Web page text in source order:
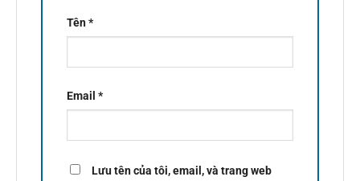
Tên*
Email *
Lưu tên của tôi, email, và trang web